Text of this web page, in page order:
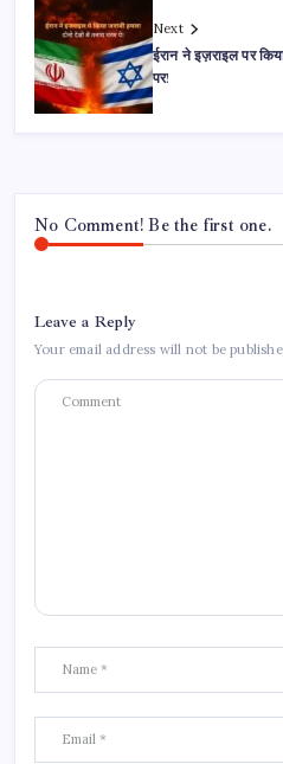
Next
ईरान ने इज़राइल पर
पर!
No Comment! Be the first one.
Leave a Reply
Your email address will not be